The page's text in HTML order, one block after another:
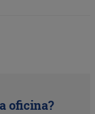
oficina?